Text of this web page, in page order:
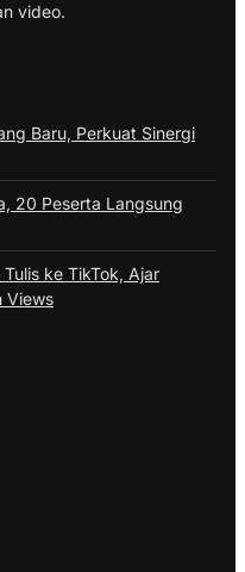
video.
Baru, Perkuat Sinergi
20 Peserta Langsung
ke TikTok, Ajar
Views